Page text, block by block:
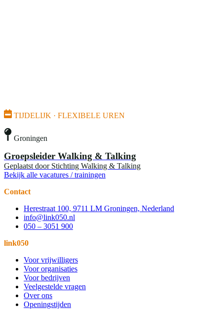
TIJDELIJK · FLEXIBELE UREN
Groningen
Groepsleider Walking & Talking
Geplaatst door Stichting Walking & Talking
Bekijk alle vacatures / trainingen
Contact
Herestraat 100, 9711 LM Groningen, Nederland
info@link050.nl
050 – 3051 900
link050
Voor vrijwilligers
Voor organisaties
Voor bedrijven
Veelgestelde vragen
Over ons
Openingstijden